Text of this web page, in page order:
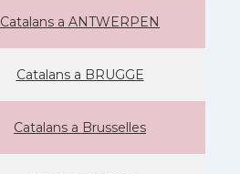
Catalans a ANTWERPEN
Catalans a BRUGGE
Catalans a Brusselles